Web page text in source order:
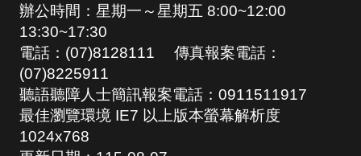
辦公時間：星期一～星期五 8:00~12:00
13:30~17:30
電話：(07)8128111 傳真報案電話：
(07)8225911
聽語聽障人士簡訊報案電話：0911511917
最佳瀏覽環境 IE7 以上版本螢幕解析度
1024x768